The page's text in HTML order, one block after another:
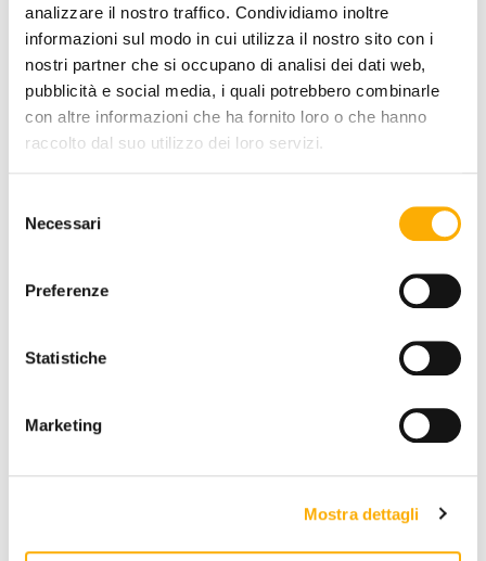
analizzare il nostro traffico. Condividiamo inoltre
informazioni sul modo in cui utilizza il nostro sito con i
nostri partner che si occupano di analisi dei dati web,
pubblicità e social media, i quali potrebbero combinarle
con altre informazioni che ha fornito loro o che hanno
raccolto dal suo utilizzo dei loro servizi.
delNecessari
Preferenze
Statistiche
Marketing
Mostra dettagli
REQUEST A QUOTE
BRAND
YOU MAY ALSO LIKE